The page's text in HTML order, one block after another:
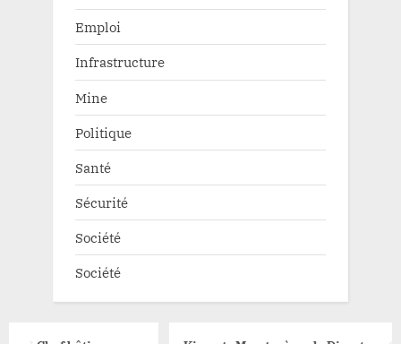
Emploi
Infrastructure
Mine
Politique
Santé
Sécurité
Société
Société